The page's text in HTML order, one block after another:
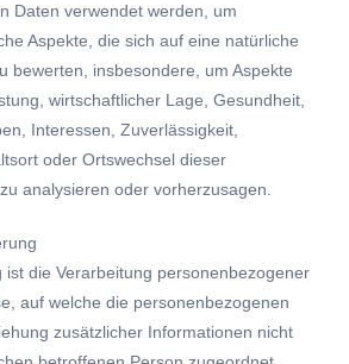
Daten verwendet werden, um
Aspekte, die sich auf eine natürliche
bewerten, insbesondere, um Aspekte
wirtschaftlicher Lage, Gesundheit,
Interessen, Zuverlässigkeit,
oder Ortswechsel dieser
analysieren oder vorherzusagen.
ist die Verarbeitung personenbezogener
auf welche die personenbezogenen
zusätzlicher Informationen nicht